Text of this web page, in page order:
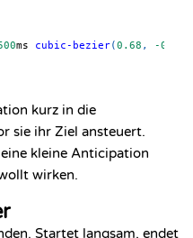
ms cubic-bezier(0.68 , -0.55
kurz in die
sie ihr Ziel ansteuert.
kleine Anticipation
wirken.
Startet langsam, endet